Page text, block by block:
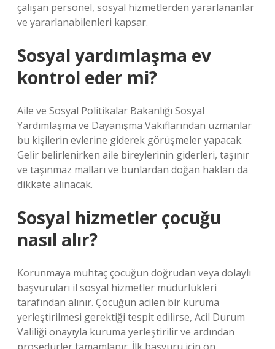
çalışan personel, sosyal hizmetlerden yararlananlar
ve yararlanabilenleri kapsar.
Sosyal yardımlaşma ev
kontrol eder mi?
Aile ve Sosyal Politikalar Bakanlığı Sosyal
Yardımlaşma ve Dayanışma Vakıflarından uzmanlar
bu kişilerin evlerine giderek görüşmeler yapacak.
Gelir belirlenirken aile bireylerinin giderleri, taşınır
ve taşınmaz malları ve bunlardan doğan hakları da
dikkate alınacak.
Sosyal hizmetler çocuğu
nasıl alır?
Korunmaya muhtaç çocuğun doğrudan veya dolaylı
başvuruları il sosyal hizmetler müdürlükleri
tarafından alınır. Çocuğun acilen bir kuruma
yerleştirilmesi gerektiği tespit edilirse, Acil Durum
Valiliği onayıyla kuruma yerleştirilir ve ardından